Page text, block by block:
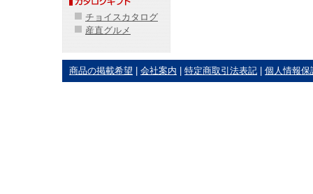
チョイスカタログ
産直グルメ
商品の掲載希望 会社案内 特定商取引法表記 個人情報保